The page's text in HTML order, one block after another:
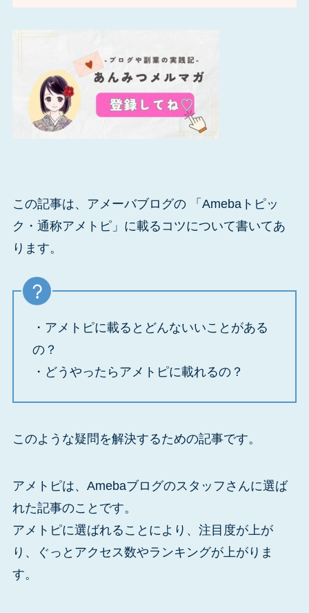
この記事は、アメーバブログの 「Amebaトピッ
ク・通称アメトピ」に載るコツについて書いてあ
ります。
・アメトピに載るとどんないいことがある
の？
・どうやったらアメトピに載れるの？
このような疑問を解決するための記事です。
アメトピは、Amebaブログのスタッフさんに選ば
れた記事のことです。
アメトピに選ばれることにより、注目度が上が
り、ぐっとアクセス数やランキングが上がりま
す。